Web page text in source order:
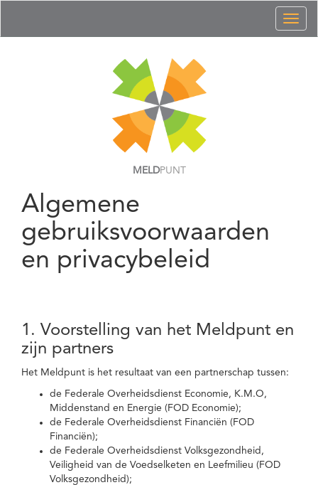
MELDPUNT
Algemene
gebruiksvoorwaarden
en privacybeleid
1. Voorstelling van het Meldpunt en
zijn partners
Het Meldpunt is het resultaat van een partnerschap tussen:
de Federale Overheidsdienst Economie, K.M.O,
Middenstand en Energie (FOD Economie);
de Federale Overheidsdienst Financiën (FOD
Financiën);
de Federale Overheidsdienst Volksgezondheid,
Veiligheid van de Voedselketen en Leefmilieu (FOD
Volksgezondheid);